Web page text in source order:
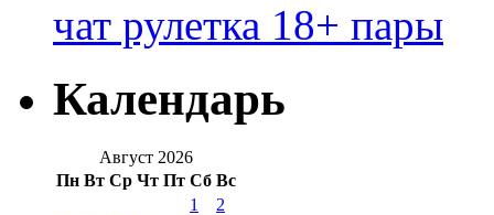
чат рулетка 18+ пары
Календарь
Август 2026
Пн Вт Ср Чт Пт Сб Вс
1
2